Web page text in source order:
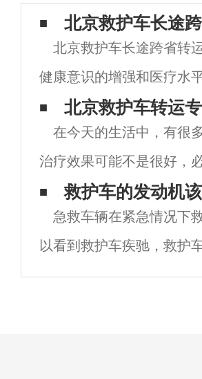
北京救护车长途
北京救护车长途跨省转
健康意识的增强和医疗水
救护车的质量和服务。北
救护车长途跨省转运服务
北京救护车转运
在今天的生活中，有很
治疗效果可能不是很好，
院，然后继续治疗，直到
移，除了医院120辆车，
送服务吗？答案是肯定的
病
救护车的发动机
急救车辆在紧急情况下
以看到救护车疾驰，救护
此，救护车的保养非常重